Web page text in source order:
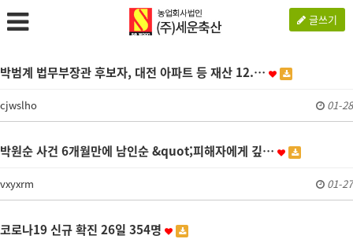
글쓰기
박범계 법무부장관 후보자, 대전 아파트 등 재산 12.…
cjwslho 01-28
박원순 사건 6개월만에 남인순 &quot;피해자에게 깊…
vxyxrm 01-27
코로나19 신규 확진 26일 354명